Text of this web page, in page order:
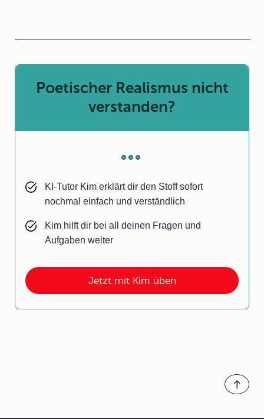
Jetzt mit Kim üben
Poetischer Realismus nicht
verstanden?
KI-Tutor Kim erklärt dir den Stoff sofort
nochmal einfach und verständlich
Kim hilft dir bei all deinen Fragen und
Aufgaben weiter